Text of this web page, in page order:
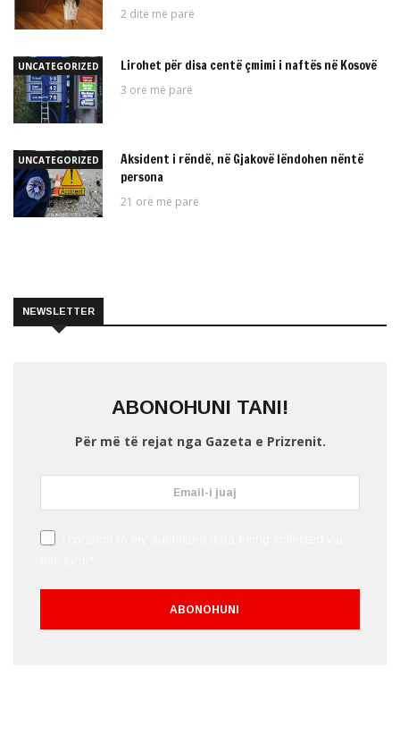
2 ditë më parë
UNCATEGORIZED Lirohet për disa centë çmimi i naftës në Kosovë
3 orë më parë
UNCATEGORIZED
Aksident i rëndë, në Gjakovë lëndohen nëntë
persona
21 orë më parë
NEWSLETTER
ABONOHUNI TANI!
Për më të rejat nga Gazeta e Prizrenit.